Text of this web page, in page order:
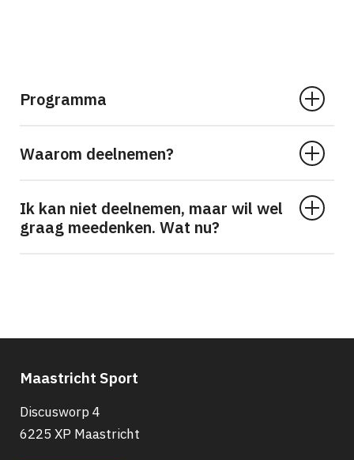
Programma
Waarom deelnemen?
Ik kan niet deelnemen, maar wil wel
graag meedenken. Wat nu?
Maastricht Sport
Discusworp 4
6225 XP Maastricht